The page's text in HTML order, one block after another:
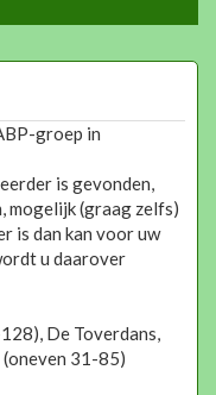
groep in
is gevonden,
mogelijk (graag zelfs)
is dan kan voor uw
u daarover
De Toverdans,
(oneven 31-85)